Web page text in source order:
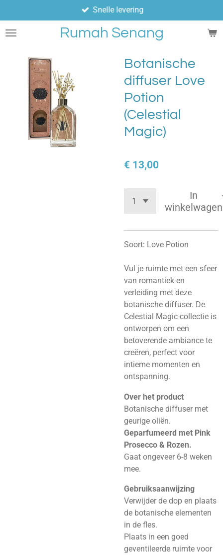
direct
naar
hoofdinhoud
Rumah Senang
Snelle levering
Botanische
diffuser Love
Potion
(Celestial
Magic)
€ 13,00
In
winkelwagen
Soort: Love Potion
Vul je ruimte met een sfeer
van romantiek en
verleiding met deze
botanische diffuser. De
Celestial Magic-collectie is
ontworpen om een
betoverende ambiance te
creëren, perfect voor
intieme momenten en
ontspanning.
Over het product
Botanische diffuser met
geurige oliën.
Geparfumeerd met Pink
Prosecco & Rozen.
Gaat ongeveer 6-8 weken
mee.
Gebruiksaanwijzing
Verwijder de dop en plaats
de botanische elementen
in de fles.
Plaats in een goed
geventileerde ruimte voor